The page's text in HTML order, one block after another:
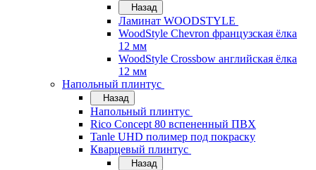
Назад
Ламинат WOODSTYLE
WoodStyle Chevron французская ёлка
12 мм
WoodStyle Crossbow английская ёлка
12 мм
Напольный плинтус
Назад
Напольный плинтус
Rico Concept 80 вспененный ПВХ
Tanle UHD полимер под покраску
Кварцевый плинтус
Назад